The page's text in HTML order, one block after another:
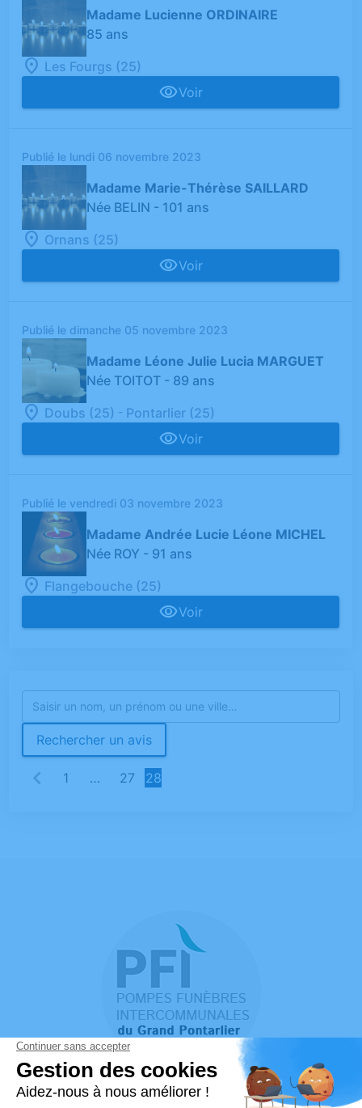
Madame Lucienne ORDINAIRE
85 ans
Les Fourgs (25)
Voir
Publié le lundi 06 novembre 2023
Madame Marie-Thérèse SAILLARD
Née BELIN - 101 ans
Ornans (25)
Voir
Publié le dimanche 05 novembre 2023
Madame Léone Julie Lucia MARGUET
Née TOITOT - 89 ans
Doubs (25) - Pontarlier (25)
Voir
Publié le vendredi 03 novembre 2023
Madame Andrée Lucie Léone MICHEL
Née ROY - 91 ans
Flangebouche (25)
Voir
Rechercher un avis
1 … 27 28